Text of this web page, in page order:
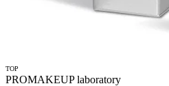
TOP
PROMAKEUP laboratory